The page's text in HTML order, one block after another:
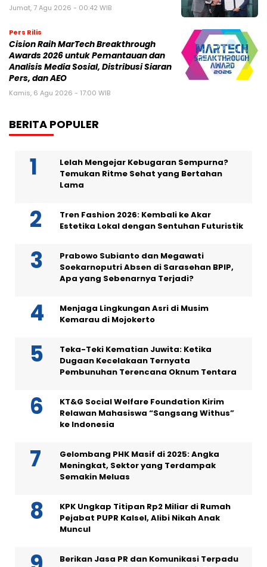
Jumat, 7 Agu 2026 - 00:42 WIB
Pers Rilis
Cision Raih MarTech Breakthrough
Awards 2026 untuk Pemantauan dan
Analisis Media Sosial, Distribusi Siaran
Pers, dan AEO
Kamis, 6 Agu 2026 - 17:00 WIB
BERITA POPULER
Lelah Mengejar Kebugaran Sempurna?
Temukan Ritme Sehat yang Bertahan
Lama
Tren Fashion 2026: Kembali ke Akar
Estetika Lokal dengan Sentuhan Futuristik
Prabowo Subianto dan Megawati
Soekarnoputri Absen di Sarasehan BPIP,
Apa yang Sebenarnya Terjadi?
Menjaga Lingkungan Asri di Musim
Kemarau di Mojokerto
Teka-Teki Kematian Juwita: Ketika
Dugaan Kecelakaan Ternyata
Pembunuhan Terencana Oknum Tentara
KT&G Social Welfare Foundation Kirim
Relawan Mahasiswa “Sangsang Withus”
ke Indonesia
Gelombang PHK Masif di 2025: Angka
Meningkat, Sektor yang Terdampak
Semakin Meluas
KPK Ungkap Titipan Rp2 Miliar di Rumah
Pejabat PUPR Kalsel, Alibi Nikah Anak
Muncul
Berikan Jasa PR dan Komunikasi Terpadu